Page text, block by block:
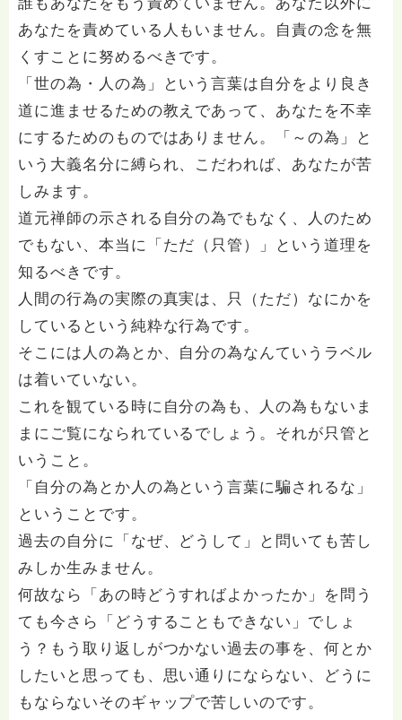
あなたを責めている人もいません。自責の念を無
くすことに努めるべきです。
「世の為・人の為」という言葉は自分をより良き
道に進ませるための教えであって、あなたを不幸
にするためのものではありません。「～の為」と
いう大義名分に縛られ、こだわれば、あなたが苦
しみます。
道元禅師の示される自分の為でもなく、人のため
でもない、本当に「ただ（只管）」という道理を
知るべきです。
人間の行為の実際の真実は、只（ただ）なにかを
しているという純粋な行為です。
そこには人の為とか、自分の為なんていうラベル
は着いていない。
これを観ている時に自分の為も、人の為もないま
まにご覧になられているでしょう。それが只管と
いうこと。
「自分の為とか人の為という言葉に騙されるな」
ということです。
過去の自分に「なぜ、どうして」と問いても苦し
みしか生みません。
何故なら「あの時どうすればよかったか」を問う
ても今さら「どうすることもできない」でしょ
う？もう取り返しがつかない過去の事を、何とか
したいと思っても、思い通りにならない、どうに
もならないそのギャップで苦しいのです。